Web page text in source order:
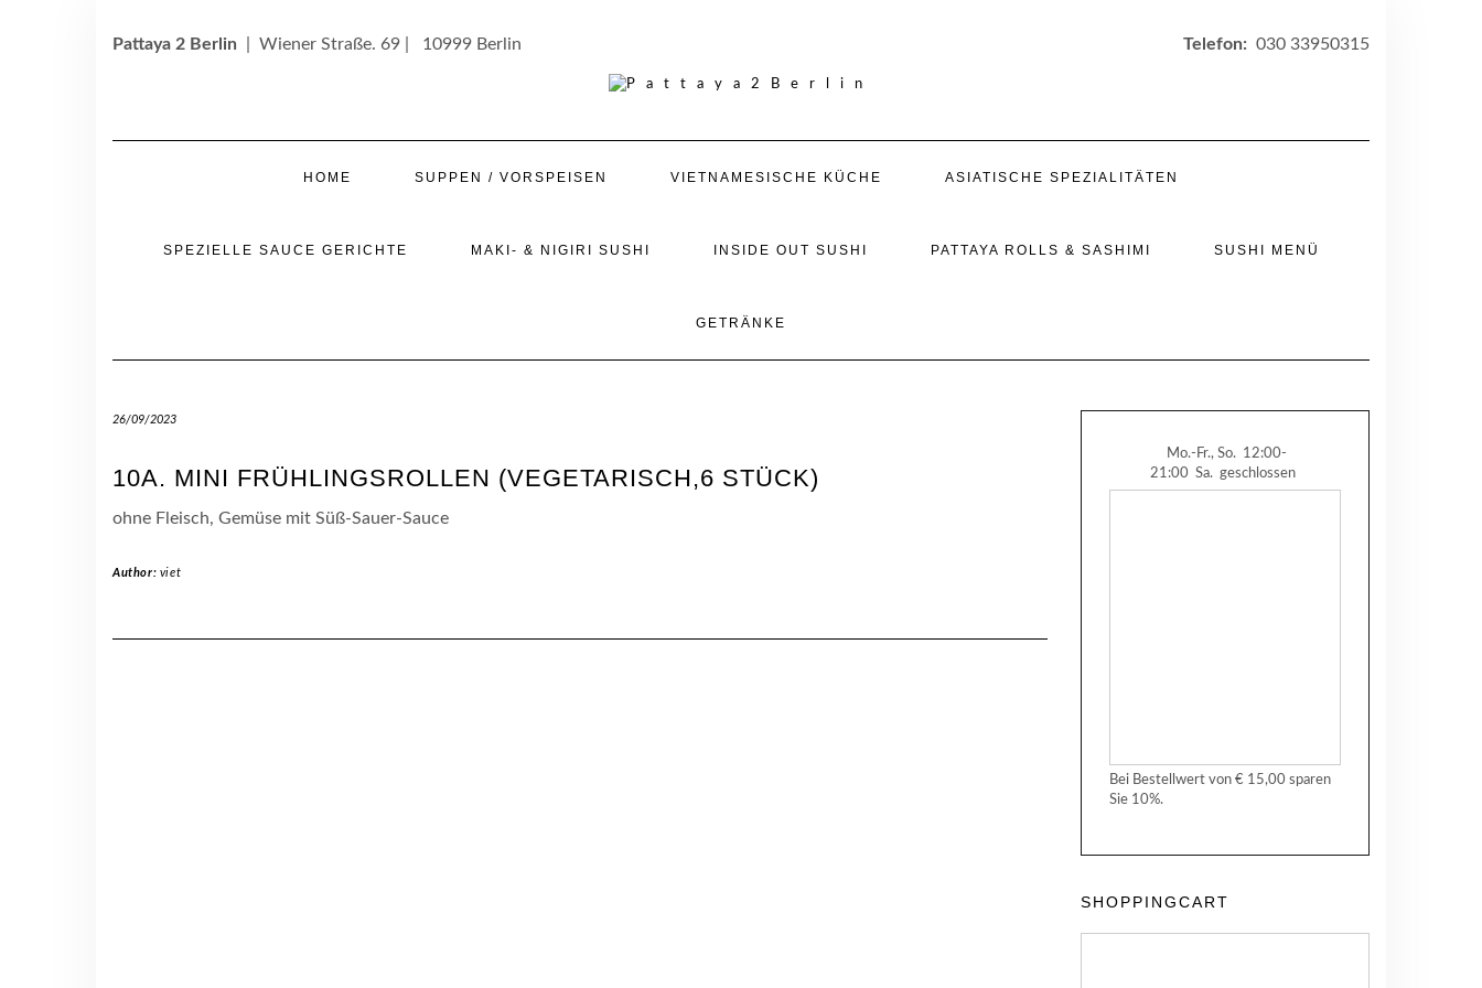
Pattaya 2 Berlin | Wiener Straße. 69 | 10999 Berlin Telefon: 030 33950315
HOME SUPPEN / VORSPEISEN VIETNAMESISCHE KÜCHE ASIATISCHE SPEZIALITÄTEN
SPEZIELLE SAUCE GERICHTE MAKI- & NIGIRI SUSHI INSIDE OUT SUSHI PATTAYA ROLLS & SASHIMI SUSHI MENÜ
GETRÄNKE
26/09/2023
10A. MINI FRÜHLINGSROLLEN (VEGETARISCH,6 STÜCK)
ohne Fleisch, Gemüse mit Süß-Sauer-Sauce
Author: viet
Mo.-Fr., So. 12:00-
21:00 Sa. geschlossen
Bei Bestellwert von € 15,00 sparen
Sie 10%.
SHOPPINGCART